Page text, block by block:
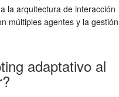
la arquitectura de interacción
múltiples agentes y la gestión
adaptativo al